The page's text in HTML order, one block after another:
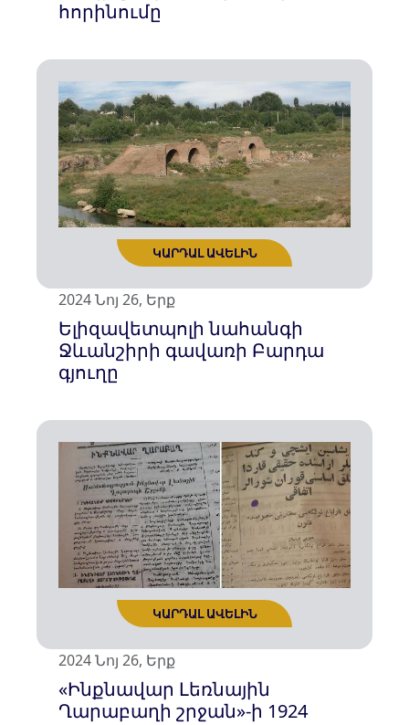
ԿԱՐԴԱԼ ԱՎԵԼԻՆ
հորինումը
2024 Նոյ 26, Երք
Ելիզավետպոլի նահանգի
Ջևանշիրի գավառի Բարդա
գյուղը
2024 Նոյ 26, Երք
«Ինքնավար Լեռնային
Ղարաբաղի շրջան»-ի 1924